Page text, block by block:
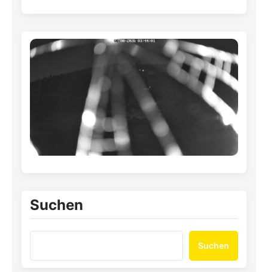
Suchen
Suchen